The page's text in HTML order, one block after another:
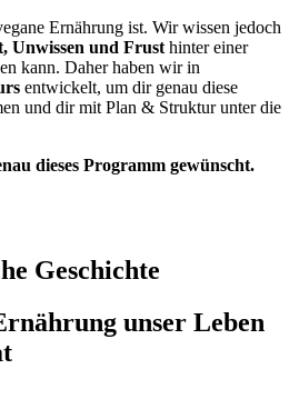
Ernährung ist. Wir wissen jedoch
Unwissen und Frust hinter einer
kann. Daher haben wir in
entwickelt, um dir genau diese
und dir mit Plan & Struktur unter die
dieses Programm gewünscht.
Geschichte
unser Leben